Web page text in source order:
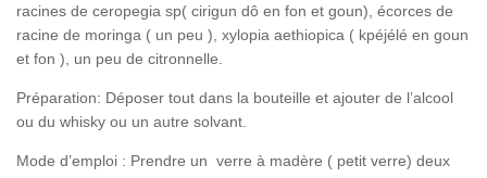
racines de ceropegia sp( cirigun dô en fon et goun), écorces de
racine de moringa ( un peu ), xylopia aethiopica ( kpéjélé en goun
et fon ), un peu de citronnelle.
Préparation: Déposer tout dans la bouteille et ajouter de l’alcool
ou du whisky ou un autre solvant.
Mode d’emploi : Prendre un verre à madère ( petit verre) deux